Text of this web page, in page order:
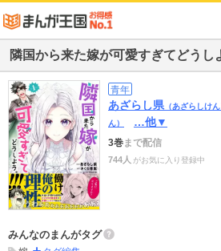
隣国から来た嫁が可愛すぎてどうし
青年
あざらし県 （あざらしけん
ん）
…他▼
3巻まで配信
744人 がお気に入り登録中
みんなのまんがタグ